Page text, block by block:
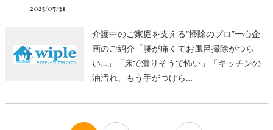
2025/07/31
介護中のご家庭を支える“掃除のプロ”一心企
画のご紹介「腰が痛くてお風呂掃除がつら
い…」「床で滑りそうで怖い」「キッチンの
油汚れ、もう手がつけら…